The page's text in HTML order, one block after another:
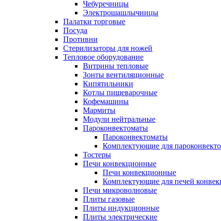
Чебуречницы
Электрошашлычницы
Палатки торговые
Посуда
Противни
Стерилизаторы для ножей
Тепловое оборудование
Витрины тепловые
Зонты вентиляционные
Кипятильники
Котлы пищеварочные
Кофемашины
Мармиты
Модули нейтральные
Пароконвектоматы
Пароконвектоматы
Комплектующие для
Тостеры
Печи конвекционные
Печи конвекционные
Комплектующие для печей
Печи микроволновые
Плиты газовые
Плиты индукционные
Плиты электрические